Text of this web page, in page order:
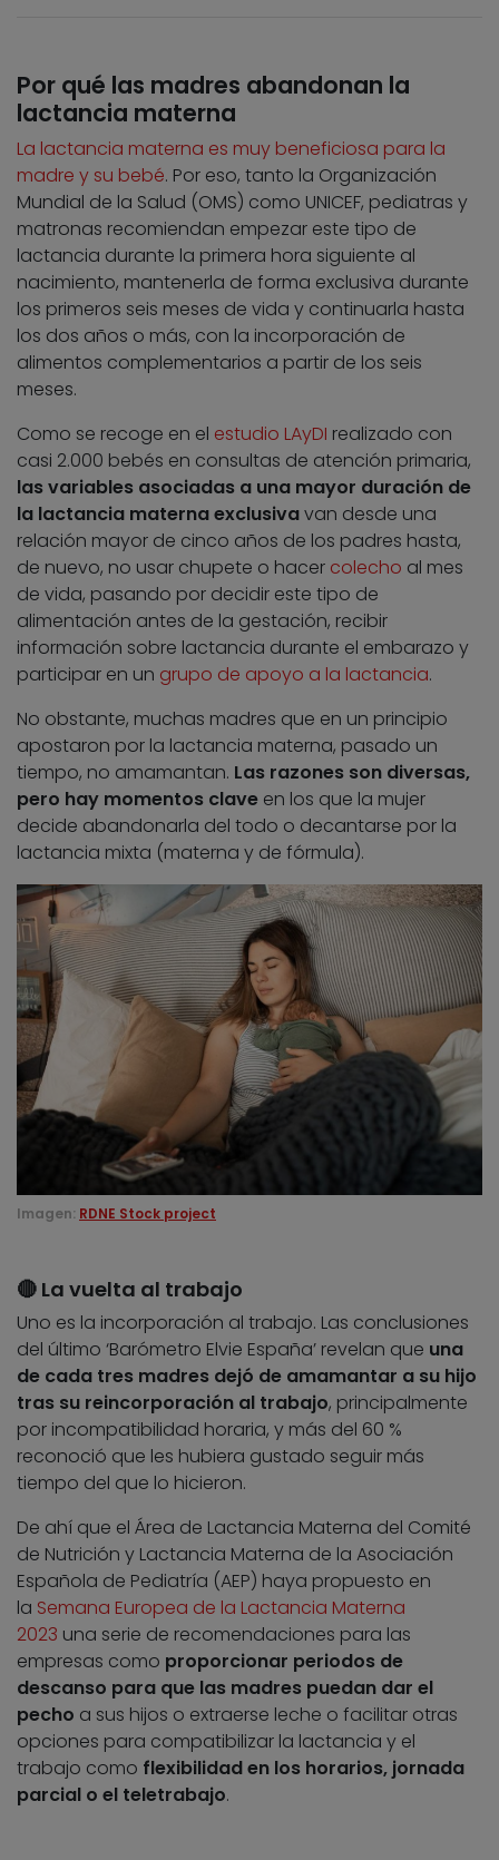
Por qué las madres abandonan la
lactancia materna
La lactancia materna es muy beneficiosa para la
madre y su bebé. Por eso, tanto la Organización
Mundial de la Salud (OMS) como UNICEF, pediatras y
matronas recomiendan empezar este tipo de
lactancia durante la primera hora siguiente al
nacimiento, mantenerla de forma exclusiva durante
los primeros seis meses de vida y continuarla hasta
los dos años o más, con la incorporación de
alimentos complementarios a partir de los seis
meses.
Como se recoge en el estudio LAyDI realizado con
casi 2.000 bebés en consultas de atención primaria,
las variables asociadas a una mayor duración de
la lactancia materna exclusivavan desde una
relación mayor de cinco años de los padres hasta,
de nuevo, no usar chupete o hacer colecho al mes
de vida, pasando por decidir este tipo de
alimentación antes de la gestación, recibir
información sobre lactancia durante el embarazo y
participar en un grupo de apoyo a la lactancia.
No obstante, muchas madres que en un principio
apostaron por la lactancia materna, pasado un
tiempo, no amamantan. Las razones son diversas,
pero hay momentos clave en los que la mujer
decide abandonarla del todo o decantarse por la
lactancia mixta (materna y de fórmula).
Imagen: RDNE Stock project
🔴 La vuelta al trabajo
Uno es la incorporación al trabajo. Las conclusiones
del último ‘Barómetro Elvie España’ revelan que una
de cada tres madres dejó de amamantar a su hijo
tras su reincorporación al trabajo, principalmente
por incompatibilidad horaria, y más del 60 %
reconoció que les hubiera gustado seguir más
tiempo del que lo hicieron.
De ahí que el Área de Lactancia Materna del Comité
de Nutrición y Lactancia Materna de la Asociación
Española de Pediatría (AEP) haya propuesto en
la Semana Europea de la Lactancia Materna
2023 una serie de recomendaciones para las
empresas como proporcionar periodos de
descanso para que las madres puedan dar el
pecho a sus hijos o extraerse leche o facilitar otras
opciones para compatibilizar la lactancia y el
trabajo como flexibilidad en los horarios, jornada
parcial o el teletrabajo.